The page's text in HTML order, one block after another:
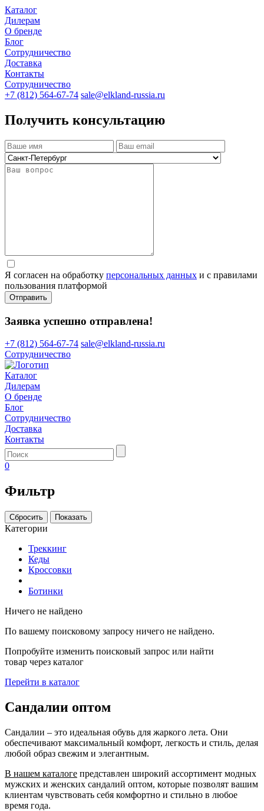
Каталог
Дилерам
О бренде
Блог
Сотрудничество
Доставка
Контакты
Сотрудничество
+7 (812) 564-67-74 sale@elkland-russia.ru
Получить консультацию
Я согласен на обработку персональных данных и с правилами
пользования платформой
Отправить
Заявка успешно отправлена!
+7 (812) 564-67-74 sale@elkland-russia.ru
Сотрудничество
Каталог
Дилерам
О бренде
Блог
Сотрудничество
Доставка
Контакты
0
Фильтр
Сбросить Показать
Категории
Треккинг
Кеды
Кроссовки
Ботинки
Ничего не найдено
По вашему поисковому запросу ничего не найдено.
Попробуйте изменить поисковый запрос или найти
товар через каталог
Перейти в каталог
Сандалии оптом
Сандалии – это идеальная обувь для жаркого лета. Они
обеспечивают максимальный комфорт, легкость и стиль, делая
любой образ свежим и элегантным.
В нашем каталоге представлен широкий ассортимент модных
мужских и женских сандалий оптом, которые позволят вашим
клиентам чувствовать себя комфортно и стильно в любое
время года.